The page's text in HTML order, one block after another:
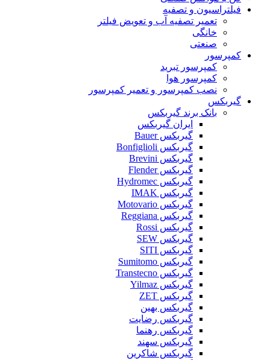
فیلتراسیون و تصفیه
تعمیر تصفیه آب و تعویض فیلتر
خانگی
صنعتی
کمپرسور
کمپرسور تبرید
کمپرسور هوا
نصب کمپرسور و تعمیر کمپرسور
گیربکس
بانک برند گیربکس
ایران گیربکس
گیربکس Bauer
گیربکس Bonfiglioli
گیربکس Brevini
گیربکس Flender
گیربکس Hydromec
گیربکس IMAK
گیربکس Motovario
گیربکس Reggiana
گیربکس Rossi
گیربکس SEW
گیربکس SITI
گیربکس Sumitomo
گیربکس Transtecno
گیربکس Yilmaz
گیربکس ZET
گیربکس بهین
گیربکس رضایت
گیربکس رهنما
گیربکس سهند
گیربکس شاکرین